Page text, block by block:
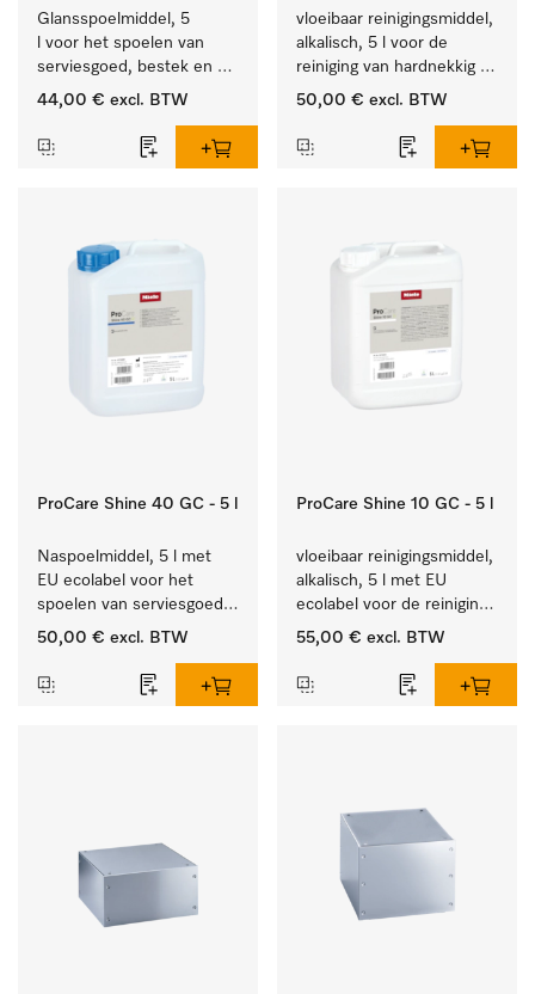
Glansspoelmiddel, 5
l voor het spoelen van
serviesgoed, bestek en
ideaal voor glazen.
44,00 € excl. BTW
vloeibaar reinigingsmiddel,
alkalisch, 5 l voor de
reiniging van hardnekkig
vuil op serviesgoed,
50,00 € excl. BTW
ProCare Shine 40 GC - 5 l
Naspoelmiddel, 5 l met
EU ecolabel voor het
spoelen van serviesgoed,
bestek en glazen.
50,00 € excl. BTW
ProCare Shine 10 GC - 5 l
vloeibaar reinigingsmiddel,
alkalisch, 5 l met EU
ecolabel voor de reiniging
van alledaags vuil op
glazen.
55,00 € excl. BTW